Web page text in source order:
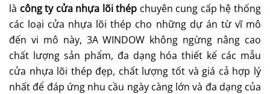
là công ty cửa nhựa lõi thép chuyên cung cấp hệ thống
các loại cửa nhựa lõi thép cho những dự án từ vĩ mô
đến vi mô này, 3A WINDOW không ngừng nâng cao
chất lượng sản phẩm, đa dạng hóa thiết kế các mẫu
cửa nhựa lõi thép đẹp, chất lượng tốt và giá cả hợp lý
nhất để đáp ứng nhu cầu ngày càng lớn và đa dạng của